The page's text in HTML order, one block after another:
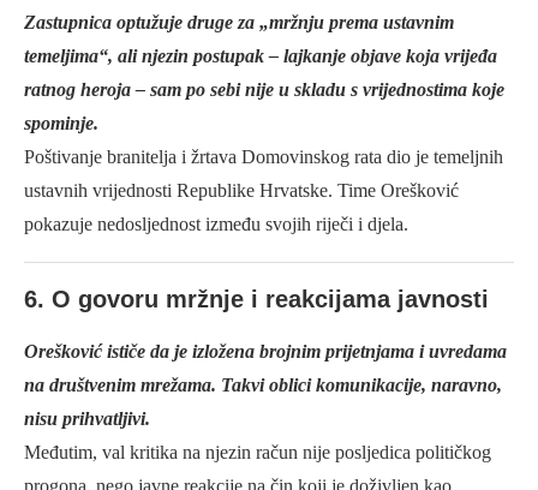
Zastupnica optužuje druge za „mržnju prema ustavnim
temeljima“, ali njezin postupak – lajkanje objave koja vrijeđa
ratnog heroja – sam po sebi nije u skladu s vrijednostima koje
spominje.
Poštivanje branitelja i žrtava Domovinskog rata dio je temeljnih
ustavnih vrijednosti Republike Hrvatske. Time Orešković
pokazuje nedosljednost između svojih riječi i djela.
6. O govoru mržnje i reakcijama javnosti
Orešković ističe da je izložena brojnim prijetnjama i uvredama
na društvenim mrežama. Takvi oblici komunikacije, naravno,
nisu prihvatljivi.
Međutim, val kritika na njezin račun nije posljedica političkog
progona, nego javne reakcije na čin koji je doživljen kao